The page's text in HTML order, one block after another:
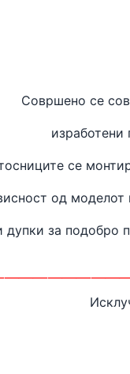
Совршено се
изработени
се
од
дупки за подобро